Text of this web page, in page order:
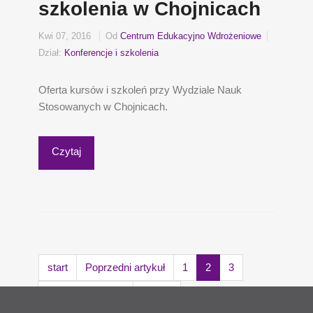
szkolenia w Chojnicach
Kwi 07, 2016 OdCentrum Edukacyjno Wdrożeniowe
Dział: Konferencje i szkolenia
Oferta kursów i szkoleń przy Wydziale Nauk
Stosowanych w Chojnicach.
Czytaj
start Poprzedni artykuł 1 2 3